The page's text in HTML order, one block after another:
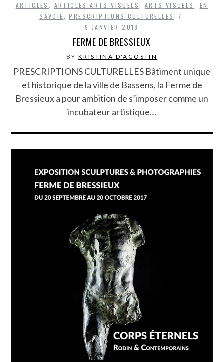
ARTICLES , ARTICLES ARTS VISUELS, ARTS VISUELS , EN
SAVOIE,PRESCRIPTIONS CULTURELLES
9 JANVIER 2018
FERME DE BRESSIEUX
BY KRISTINA D'AGOSTIN
PRESCRIPTIONS CULTURELLES Bâtiment unique
et historique de la ville de Bassens, la Ferme de
Bressieux a pour ambition de s’imposer comme un
incubateur artistique…